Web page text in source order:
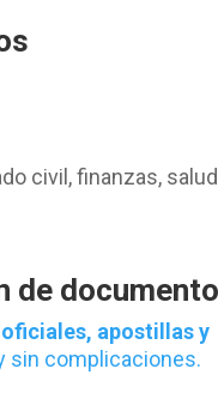
civil, finanzas,
de
apostillas y
sin complicaciones.